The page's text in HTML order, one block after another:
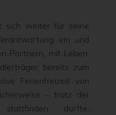
sich weiter für seine
ein und
Partnern, mit Leben.
bereits zum
Ferienfreizeit von
– trotz der
stattfinden durfte.